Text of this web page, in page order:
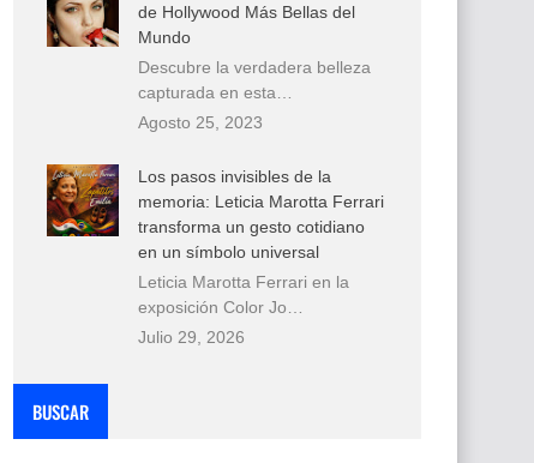
de Hollywood Más Bellas del
Mundo
Descubre la verdadera belleza
capturada en esta…
Agosto 25, 2023
Los pasos invisibles de la
memoria: Leticia Marotta Ferrari
transforma un gesto cotidiano
en un símbolo universal
Leticia Marotta Ferrari en la
exposición Color Jo…
Julio 29, 2026
BUSCAR